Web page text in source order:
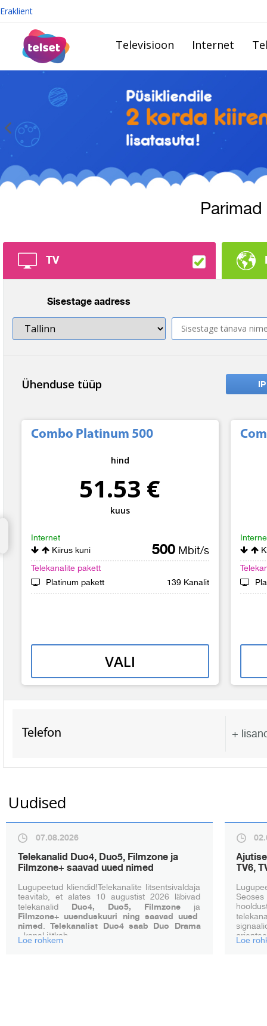
Eraklient
Televisioon Internet
TV
Sisestage aadress
Ühenduse tüüp
Combo Platinum 500
hind
51.53 €
kuus
Internet
Kiirus kuni
500 Mbit/s
Telekanalite pakett
139 Kanalit
Platinum pakett
VALI
Telefon +
Uudised
07.08.2026
Telekanalid Duo4, Duo5, Filmzone ja
Filmzone+ saavad uued nimed
Lugupeetud kliendid!Telekanalite litsentsivaldaja
teavitab, et alates 10 augustist 2026 läbivad
telekanalid Duo4, Duo5, Filmzone ja
Filmzone+ uuenduskuuri ning saavad uued
nimed .Telekanalist Duo4 saab Duo Drama
- kanal jätkab ...
Loe rohkem
TV6,
Loe